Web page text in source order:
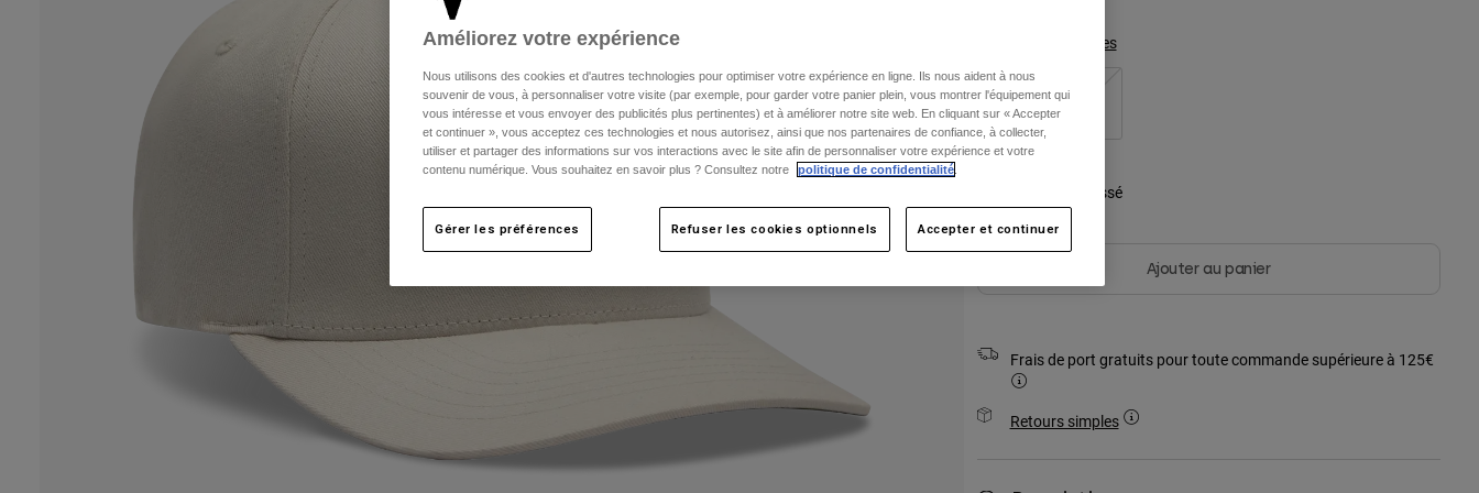
Tableau des tailles
S/M L/XL
Blanc cassé
Ajouter au panier
Frais de port gratuits pour toute commande supérieure à 125€
Retours simples
Améliorez votre expérience
Nous utilisons des cookies et d'autres technologies pour optimiser votre expérience en ligne. Ils nous aident à nous
souvenir de vous, à personnaliser votre visite (par exemple, pour garder votre panier plein, vous montrer l'équipement qui
vous intéresse et vous envoyer des publicités plus pertinentes) et à améliorer notre site web. En cliquant sur « Accepter
et continuer », vous acceptez ces technologies et nous autorisez, ainsi que nos partenaires de confiance, à collecter,
utiliser et partager des informations sur vos interactions avec le site afin de personnaliser votre expérience et votre
contenu numérique. Vous souhaitez en savoir plus ? Consultez notre
politique de confidentialité
Gérer les préférences Refuser les cookies optionnels Accepter et continuer